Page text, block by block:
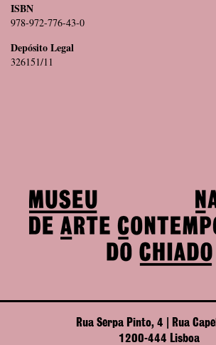
ISBN
978-972-776-43-0
Depósito Legal
326151/11
Rua Serpa Pinto, 4 | Rua
1200-444 Lisboa